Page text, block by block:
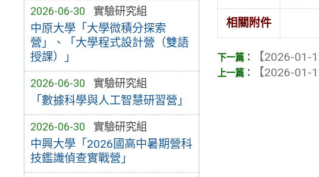
2026-06-30 實驗研究組
中原大學「大學微積分探索
營」、「大學程式設計營（雙語
授課）」
2026-06-30 實驗研究組
「數據科學與人工智慧研習營」
2026-06-30 實驗研究組
中興大學「2026國高中暑期營科
技鑑識偵查實戰營」
相關附件
【2026-01-
【2026-01-